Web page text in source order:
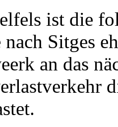
ist die
nach Sitges
an das